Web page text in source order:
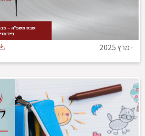
-מרץ 2025